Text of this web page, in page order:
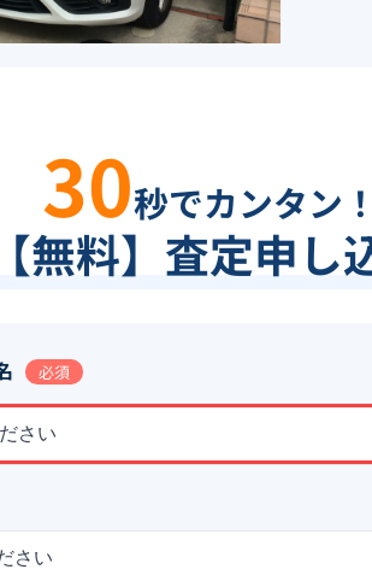
30秒でカンタン！
【無料】査定申し
必須
さい
さい